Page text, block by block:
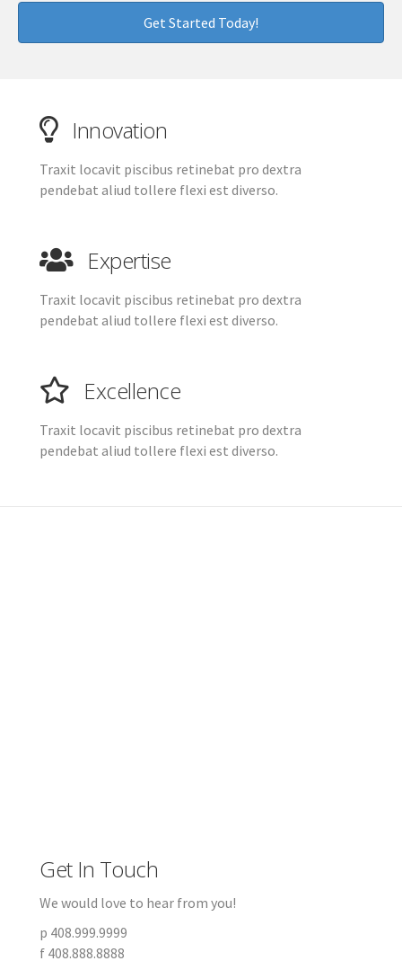
Get Started Today!
Innovation
Traxit locavit piscibus retinebat pro dextra
pendebat aliud tollere flexi est diverso.
Expertise
Traxit locavit piscibus retinebat pro dextra
pendebat aliud tollere flexi est diverso.
Excellence
Traxit locavit piscibus retinebat pro dextra
pendebat aliud tollere flexi est diverso.
Get In Touch
We would love to hear from you!
p 408.999.9999
f 408.888.8888